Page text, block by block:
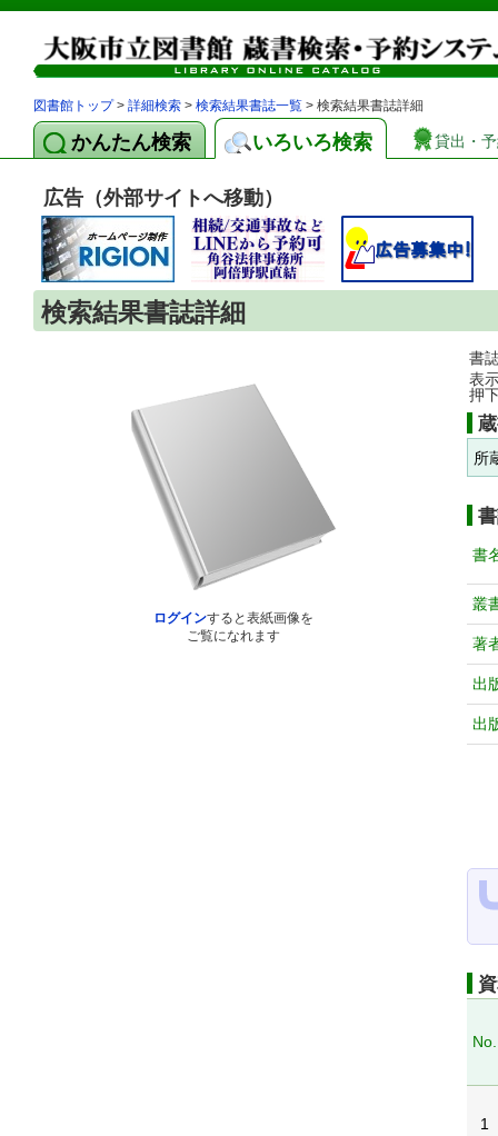
図書館トップ> 詳細検索 > 検索結果書誌一覧 > 検索結果書誌詳細
かんたん検索 いろいろ検索 貸出・
広告（外部サイトへ移動）
検索結果書誌詳細
ログインすると表紙画像を
ご覧になれます
書
表
押
所
書
叢
著
出
出
No.
1